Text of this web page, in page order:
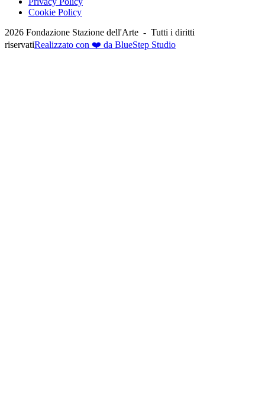
Cookie Policy
2026 Fondazione Stazione dell'Arte - Tutti i diritti
riservatiRealizzato con ❤️ da BlueStep Studio